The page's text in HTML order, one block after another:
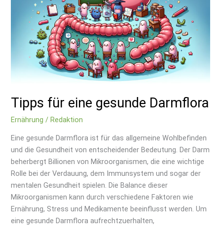
Tipps für eine gesunde Darmflora
Ernährung /Redaktion
Eine gesunde Darmflora ist für das allgemeine Wohlbefinden
und die Gesundheit von entscheidender Bedeutung. Der Darm
beherbergt Billionen von Mikroorganismen, die eine wichtige
Rolle bei der Verdauung, dem Immunsystem und sogar der
mentalen Gesundheit spielen. Die Balance dieser
Mikroorganismen kann durch verschiedene Faktoren wie
Ernährung, Stress und Medikamente beeinflusst werden. Um
eine gesunde Darmflora aufrechtzuerhalten,
gesunde
Darmflora